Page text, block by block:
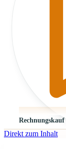
Rechnungskauf
Direkt zum Inhalt